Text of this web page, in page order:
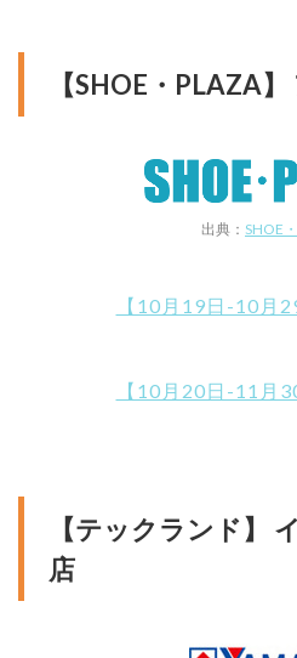
【SHOE・PLAZA
出典： SHOE
【10月19日-10月
【10月20日-11月
【テックランド】
店